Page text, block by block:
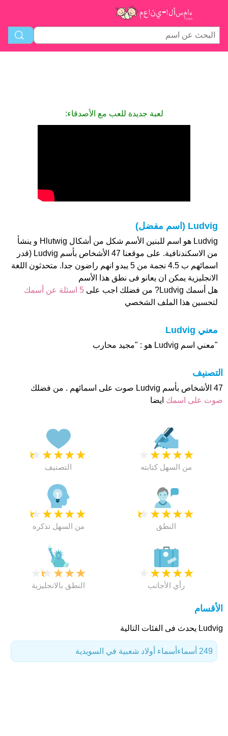
لعبة جديدة للعب مع الأصدقاء:
Ludvig (اسم مفضل)
Ludvig هو اسم للبنين الأسم شكل من أشكال Hlutwig و ينشأ
من الاسكندنافية. على موقعنا 47 الأشخاص بأسم Ludvig (قدر
اسمائهم ب 4.5 نجمة من 5 يبدو انهم راضون جدا. متحدثون اللغة
الانجليزية يمكن ان يعانو فى نطق هذا الأسم
هل أسمك Ludvig? من فضلك اجب على
5 اسئلة عن أسمك
لتحسين هذا الملف الشخصي
معني Ludvig
"معني اسم Ludvig هو : "مجيد محارب
التصنيف
47 الأشخاص بأسم Ludvig صوت على اسمائهم . من فضلك
صوت على اسمك ايضا
★
★
★
★
★
التصنيف
★
★
★
★
من السهل كتابته
★
★
★
★
★
من السهل تذكره
★
★
★
★
★
النطق
★
★
★
★
النطق بالانجليزية
★
★
★
★
رأي الأجانب
الأقسام
Ludvig يحدث فى الفئات التالية
أسماء أولاد شعبية في السويدية 249 أسماء